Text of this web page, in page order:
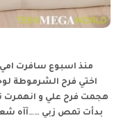
منذ اسبوع سافرت امي
اختي فرح الشرموطة
هجمت فرح علي و انهمرت
بدأت تمص زبي ……آآه